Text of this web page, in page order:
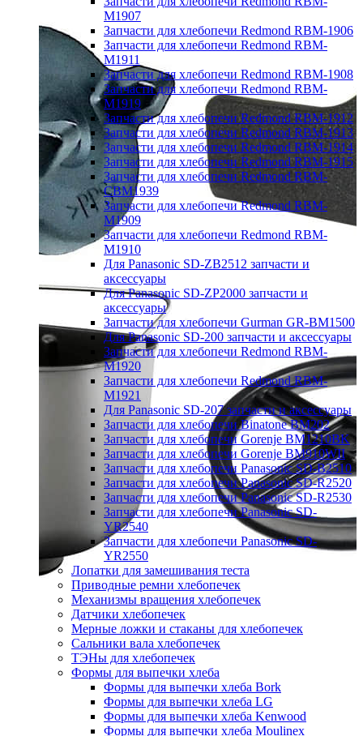
M1907
Запчасти для хлебопечи Redmond RBM-1906
Запчасти для хлебопечи Redmond RBM-
M1911
Запчасти для хлебопечи Redmond RBM-1908
Запчасти для хлебопечи Redmond RBM-
M1919
Запчасти для хлебопечи Redmond RBM-1912
Запчасти для хлебопечи Redmond RBM-1913
Запчасти для хлебопечи Redmond RBM-1914
Запчасти для хлебопечи Redmond RBM-1915
Запчасти для хлебопечи Redmond RBM-
CBM1939
Запчасти для хлебопечи Redmond RBM-
M1909
Запчасти для хлебопечи Redmond RBM-
M1910
Для Panasonic SD-ZB2512 запчасти и
аксессуары
Для Panasonic SD-ZP2000 запчасти и
аксессуары
Запчасти для хлебопечи Gurman GR-BM1500
Для Panasonic SD-200 запчасти и аксессуары
Запчасти для хлебопечи Redmond RBM-
M1920
Запчасти для хлебопечи Redmond RBM-
M1921
Для Panasonic SD-207 запчасти и аксессуары
Запчасти для хлебопечи Binatone BM202
Запчасти для хлебопечи Gorenje BM1210BK
Запчасти для хлебопечи Gorenje BM910WII
Запчасти для хлебопечи Panasonic SD-B2510
Запчасти для хлебопечи Panasonic SD-R2520
Запчасти для хлебопечи Panasonic SD-R2530
Запчасти для хлебопечи Panasonic SD-
YR2540
Запчасти для хлебопечи Panasonic SD-
YR2550
Лопатки для замешивания теста
Приводные ремни хлебопечек
Механизмы вращения хлебопечек
Датчики хлебопечек
Мерные ложки и стаканы для хлебопечек
Сальники вала хлебопечек
ТЭНы для хлебопечек
Формы для выпечки хлеба
Формы для выпечки хлеба Bork
Формы для выпечки хлеба LG
Формы для выпечки хлеба Kenwood
Формы для выпечки хлеба Moulinex